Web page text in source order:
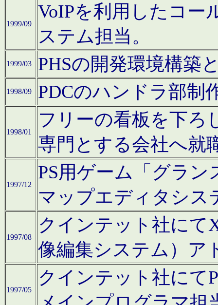
1999/09
VoIPを利用したコー
ステム担当。
1999/03 PHSの開発環境構築
1998/09 PDCのハンドラ部制
1998/01
フリーの看板を下ろ
専門とする会社へ就
1997/12
PS用ゲーム「グラン
マップエディタシス
1997/08
クインテット社にて
像編集システム）ア
1997/05
クインテット社にて